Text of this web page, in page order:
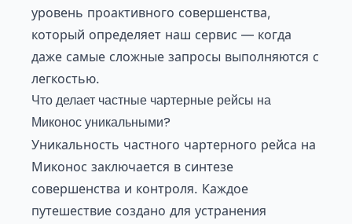
уровень проактивного совершенства,
который определяет наш сервис — когда
даже самые сложные запросы выполняются с
легкостью.
Что делает частные чартерные рейсы на
Миконос уникальными?
Уникальность частного чартерного рейса на
Миконос заключается в синтезе
совершенства и контроля. Каждое
путешествие создано для устранения